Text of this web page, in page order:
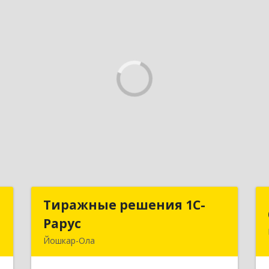
Тиражные решения 1С-
Рарус
Йошкар-Ола
Тиражные решения 1С-